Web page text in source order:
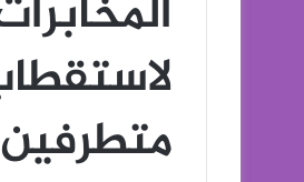
متطرفين